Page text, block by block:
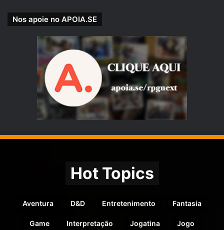
Nos apoie no APOIA.SE
Hot Topics
Aventura D&D Entretenimento Fantasia
Game Interpretação Jogatina Jogo